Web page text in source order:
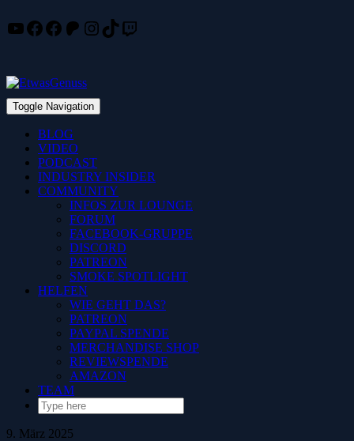
Skip
YouTube
Facebook
Facebook
Patreon
Instagram
TikTok
Twitch
Toggle Navigation
BLOG
VIDEO
PODCAST
INDUSTRY INSIDER
COMMUNITY
INFOS ZUR LOUNGE
FORUM
FACEBOOK-GRUPPE
DISCORD
PATREON
SMOKE SPOTLIGHT
HELFEN
WIE GEHT DAS?
PATREON
PAYPAL SPENDE
MERCHANDISE SHOP
REVIEWSPENDE
AMAZON
TEAM
9. März 2025